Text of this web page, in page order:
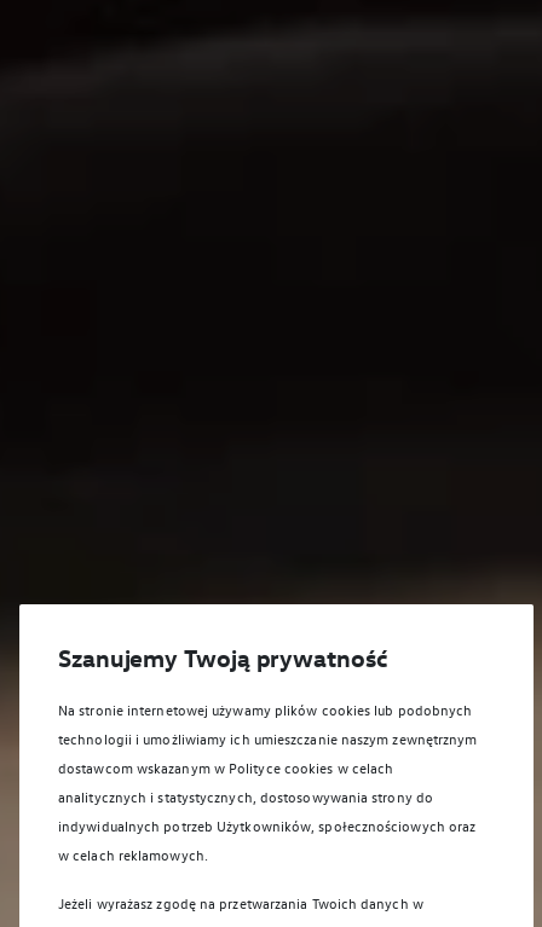
Szanujemy Twoją prywatność
Na stronie internetowej używamy plików cookies lub podobnych
technologii i umożliwiamy ich umieszczanie naszym zewnętrznym
dostawcom wskazanym w Polityce cookies w celach
analitycznych i statystycznych, dostosowywania strony do
indywidualnych potrzeb Użytkowników, społecznościowych oraz
w celach reklamowych.
Jeżeli wyrażasz zgodę na przetwarzania Twoich danych w